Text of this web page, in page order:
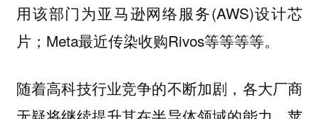
用该部门为亚马逊网络服务(AWS)设计芯
片；Meta最近传染收购Rivos等等等等。
随着高科技行业竞争的不断加剧，各大厂商